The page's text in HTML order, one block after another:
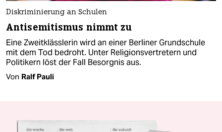
Diskriminierung an Schulen
Antisemitismus nimmt zu
Eine Zweitklässlerin wird an einer Berliner Grundschule
mit dem Tod bedroht. Unter Religionsvertretern und
Politikern löst der Fall Besorgnis aus.
Von Ralf Pauli